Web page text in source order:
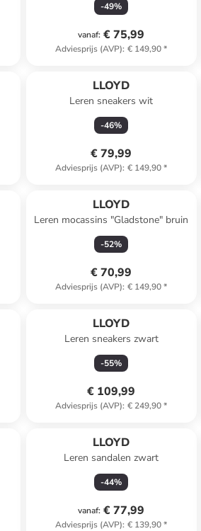
-49%
vanaf: € 75,99
Adviesprijs (AVP): € 149,90*
LLOYD
Leren sneakers wit
-46%
€ 79,99
Adviesprijs (AVP): € 149,90*
LLOYD
Leren mocassins "Gladstone" bruin
-52%
€ 70,99
Adviesprijs (AVP): € 149,90*
LLOYD
Leren sneakers zwart
-55%
€ 109,99
Adviesprijs (AVP): € 249,90*
LLOYD
Leren sandalen zwart
-44%
vanaf: € 77,99
Adviesprijs (AVP): € 139,90*